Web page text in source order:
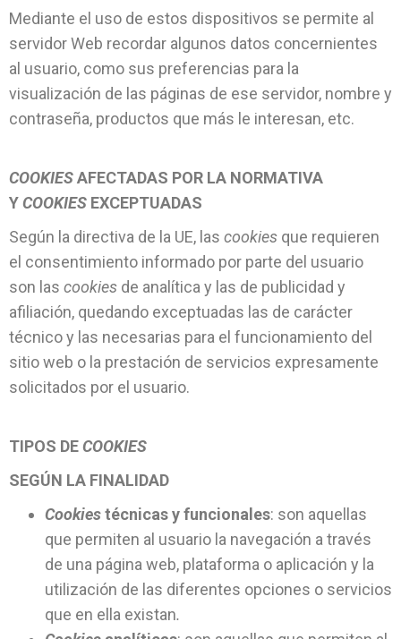
Mediante el uso de estos dispositivos se permite al
servidor Web recordar algunos datos concernientes
al usuario, como sus preferencias para la
visualización de las páginas de ese servidor, nombre y
contraseña, productos que más le interesan, etc.
COOKIESAFECTADAS POR LA NORMATIVA
YCOOKIES EXCEPTUADAS
Según la directiva de la UE, las cookies que requieren
el consentimiento informado por parte del usuario
son las cookies de analítica y las de publicidad y
afiliación, quedando exceptuadas las de carácter
técnico y las necesarias para el funcionamiento del
sitio web o la prestación de servicios expresamente
solicitados por el usuario.
TIPOS DECOOKIES
SEGÚN LA FINALIDAD
Cookiestécnicas y funcionales: son aquellas
que permiten al usuario la navegación a través
de una página web, plataforma o aplicación y la
utilización de las diferentes opciones o servicios
que en ella existan.